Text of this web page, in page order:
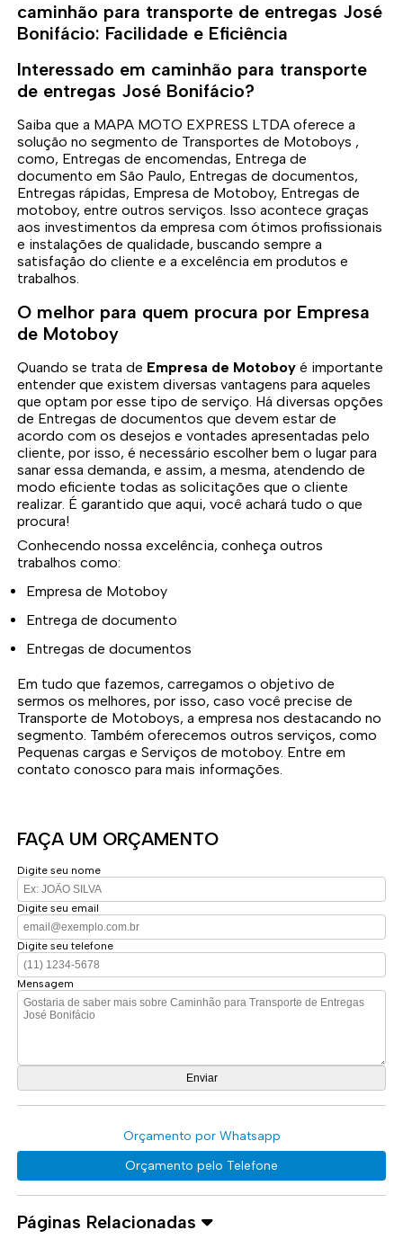
caminhão para transporte de entregas José
Bonifácio: Facilidade e Eficiência
Interessado em caminhão para transporte
de entregas José Bonifácio?
Saiba que a MAPA MOTO EXPRESS LTDA oferece a
solução no segmento de Transportes de Motoboys ,
como, Entregas de encomendas, Entrega de
documento em São Paulo, Entregas de documentos,
Entregas rápidas, Empresa de Motoboy, Entregas de
motoboy, entre outros serviços. Isso acontece graças
aos investimentos da empresa com ótimos profissionais
e instalações de qualidade, buscando sempre a
satisfação do cliente e a excelência em produtos e
trabalhos.
O melhor para quem procura por Empresa
de Motoboy
Quando se trata de Empresa de Motoboy é importante
entender que existem diversas vantagens para aqueles
que optam por esse tipo de serviço. Há diversas opções
de Entregas de documentos que devem estar de
acordo com os desejos e vontades apresentadas pelo
cliente, por isso, é necessário escolher bem o lugar para
sanar essa demanda, e assim, a mesma, atendendo de
modo eficiente todas as solicitações que o cliente
realizar. É garantido que aqui, você achará tudo o que
procura!
Conhecendo nossa excelência, conheça outros
trabalhos como:
Empresa de Motoboy
Entrega de documento
Entregas de documentos
Em tudo que fazemos, carregamos o objetivo de
sermos os melhores, por isso, caso você precise de
Transporte de Motoboys, a empresa nos destacando no
segmento. Também oferecemos outros serviços, como
Pequenas cargas e Serviços de motoboy. Entre em
contato conosco para mais informações.
FAÇA UM ORÇAMENTO
Digite seu nome
Digite seu email
Digite seu telefone
Mensagem
Orçamento por Whatsapp
Orçamento pelo Telefone
Páginas Relacionadas